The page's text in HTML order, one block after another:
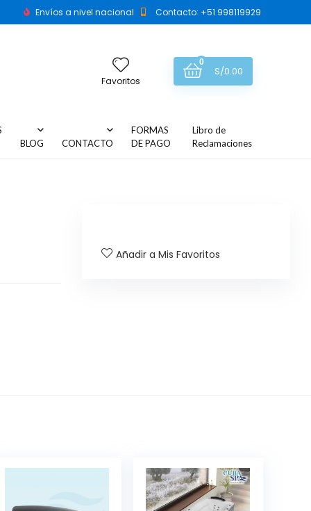
Envíos a nivel nacional Contacto: +51 998119929
Favoritos
0
S/0.00
BLOG
CONTACTO
FORMAS
DE PAGO
Libro de
Reclamaciones
Añadir a Mis Favoritos